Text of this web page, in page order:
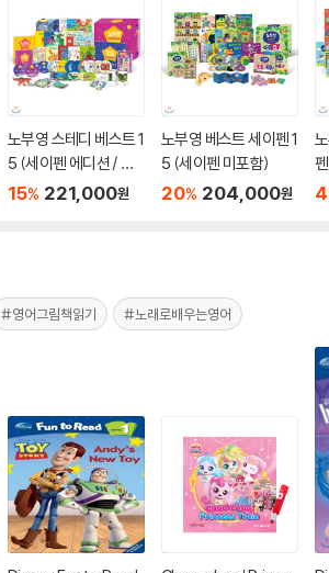
노부영 스테디 베스트 1
5 (세이펜 에디션 / 펜
미포함)
15% 221,000원
노부영 베스트 세이펜 1
5 (세이펜 미포함)
20% 204,000원
(
#영어그림책읽기 #노래로배우는영어